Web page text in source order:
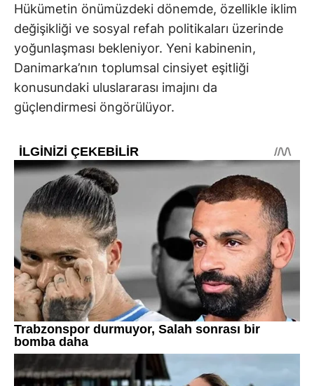
Hükümetin önümüzdeki dönemde, özellikle iklim
değişikliği ve sosyal refah politikaları üzerinde
yoğunlaşması bekleniyor. Yeni kabinenin,
Danimarka’nın toplumsal cinsiyet eşitliği
konusundaki uluslararası imajını da
güçlendirmesi öngörülüyor.